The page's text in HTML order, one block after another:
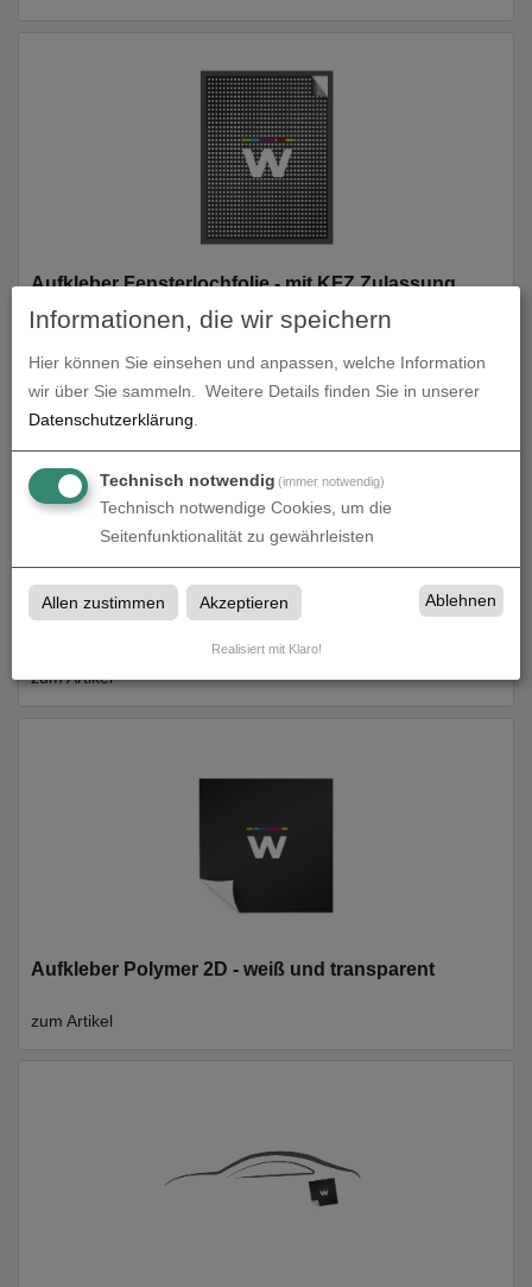
Aufkleber Fensterlochfolie - mit KFZ Zulassung
Aufkleber Monomer 1D - weiß und transparent
zum Artikel
Aufkleber Polymer 2D - weiß und transparent
zum Artikel
Informationen, die wir speichern
Hier können Sie einsehen und anpassen, welche Information
wir über Sie sammeln.
Weitere Details finden Sie in unserer
Datenschutzerklärung
Technisch notwendig (immer notwendig)
Technisch notwendige Cookies, um die
Seitenfunktionalität zu gewährleisten
Allen zustimmen Akzeptieren Ablehnen
Realisiert mit Klaro!